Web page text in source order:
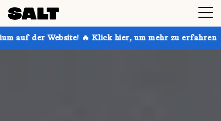
🔥 Klick hier, um mehr zu erfahren Hol dir bis zu